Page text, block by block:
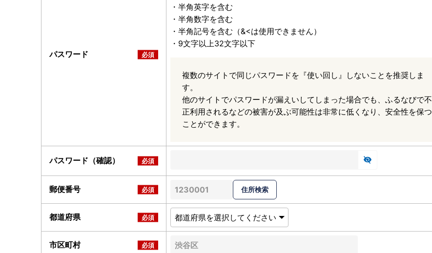
パスワード
・半角英字を含む
・半角数字を含む
・半角記号を含む（&<は使用できません）
・9文字以上32文字以下
複数のサイトで同じパスワードを『使い回し』しないことを推奨しま
す。
他のサイトでパスワードが漏えいしてしまった場合でも、ふるなびで不
正利用されるなどの被害が及ぶ可能性は非常に低くなり、安全性を保つ
ことができます。
パスワード（確認）
郵便番号
都道府県
市区町村